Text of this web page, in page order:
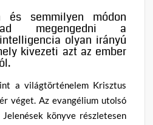
és semmilyen módon
megengedni a
olyan irányú
kivezeti azt az ember
a világtörténelem Krisztus
véget. Az evangélium utolsó
könyve részletesen